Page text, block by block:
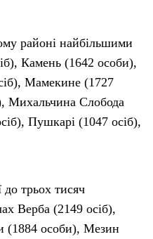
районі найбільшими
Камень (1642 особи),
Мамекине (1727
Михальчина Слобода
Пушкарі (1047 осіб),
до трьох тисяч
Верба (2149 осіб),
(1884 особи), Мезин